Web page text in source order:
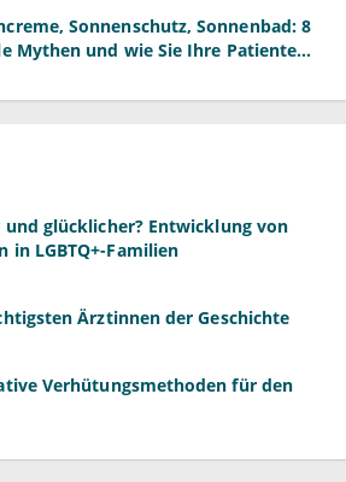
Sonnenschutz, Sonnenbad: 8
Mythen und wie Sie Ihre Patienten
und glücklicher? Entwicklung von
in LGBTQ+-Familien
Ärztinnen der Geschichte
Verhütungsmethoden für den